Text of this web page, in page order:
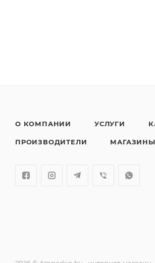
О КОМПАНИИ УСЛУГИ
ПРОИЗВОДИТЕЛИ МАГАЗИНЫ